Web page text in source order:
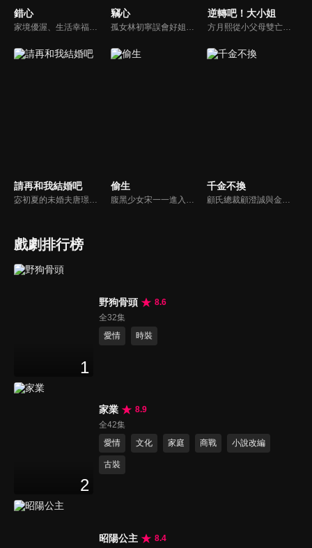
錯心
家境優渥、生活幸福的富商之女連心若，遭逢鉅變失去一切，伸冤不成反被活埋，幸得裴家二爺裴玉澤所救，決心尋找真相伺機復仇。五年後連心若化名歌手杜幽夢回歸，與裴玉澤攜手層層佈局，開啟一場瑰麗爽快的復仇遊戲。
竊心
孤女林初寧誤會好姐妹小柔死於紈絝陸司宴之手，卻陰錯陽差必須假扮陸家千金，成為陸司宴的雙胞胎姐姐，進入陸家復仇，然而陸司宴卻以為對自己的姐姐產生了不該有的愛慕之情。
逆轉吧！大小姐
方月熙從小父母雙亡，和妹妹方雪在奶奶也是曼夏酒店集團的董事長唐瑛的照看下長大。掌管集團後，方月熙的性格越發囂張跋扈，對待包括妹妹方雪在內的一眾股東態度十分惡劣。乖巧懂事的方雪表面上看似對姐姐百般忍耐和理解，其實內心十分嫉妒方月熙，一心想取代方月熙，想要得到她擁有的一切。
請再和我結婚吧
宓初夏的未婚夫唐璟行在婚禮前傳來死訊，讓她陷入情感與家族變動的雙重衝擊。一年後，和已故未婚夫長相一模一樣的路念白突然出現，宓初夏懷疑他就是唐璟行，但透過DNA鑑定確認並非同一人。為了振興國貨珠寶品牌「蜜糖」，她還是選擇與路念白合作...
偷生
腹黑少女宋一一進入雨淋集團一心完成母親的遺願，卻遭遇舅舅薛繁與的強制驅趕，一場少女與大叔之間調教與反調教的拉扯戰，在未知的豪門恩怨中展開...
千金不換
顧氏總裁顧澄誠與金家千金金燦燦兩家聯姻宴席上，童話突然現身阻止，直言自己才是金家真千金，現場頓時混亂，眾人為了自己的利益各執一詞，無人在意童話這個所謂的真千金。
戲劇排行榜
1
野狗骨頭
8.6
全32集
愛情
時裝
2
家業
8.9
全42集
愛情
文化 家庭 商戰 小說改編
古裝
昭陽公主
8.4